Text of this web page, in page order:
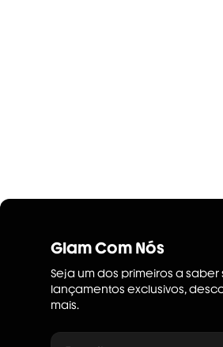
Glam Com Nós
Seja um dos primeiros a saber
lançamentos exclusivos,
mais.